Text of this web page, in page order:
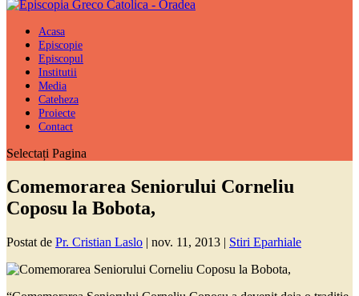
Acasa
Episcopie
Episcopul
Institutii
Media
Cateheza
Proiecte
Contact
Selectați Pagina
Comemorarea Seniorului Corneliu
Coposu la Bobota,
Postat de Pr. Cristian Laslo | nov. 11, 2013 | Stiri Eparhiale